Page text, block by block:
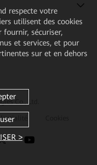
Co., Ltd.
respecte votre
utilisent des cookies
fournir, sécuriser,
et services, et pour
sur et en dehors
>